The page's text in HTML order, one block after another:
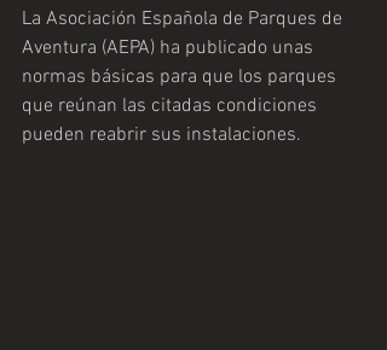
La Asociación Española de Parques de
Aventura (AEPA) ha publicado unas
normas básicas para que los parques
que reúnan las citadas condiciones
pueden reabrir sus instalaciones.